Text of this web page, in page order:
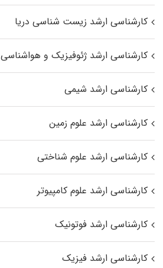
کارشناسی ارشد زیست‌ شناسی دریا
کارشناسی ارشد ژئوفیزیک و هواشناسی
کارشناسی ارشد شیمی
کارشناسی ارشد علوم زمین
کارشناسی ارشد علوم شناختی
کارشناسی ارشد علوم کامپیوتر
کارشناسی ارشد فوتونیک
کارشناسی ارشد فیزیک